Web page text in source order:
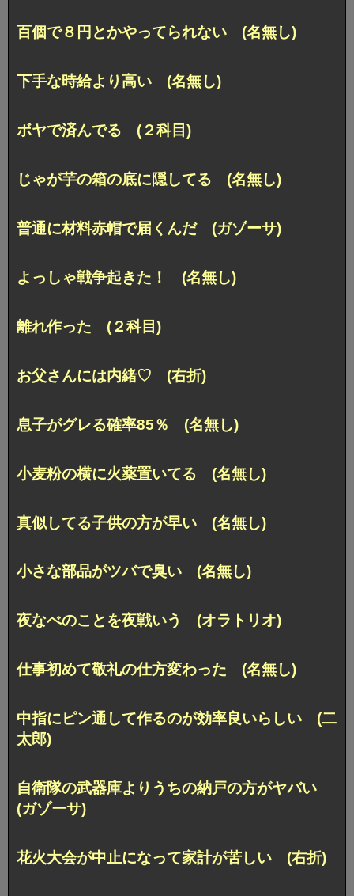
百個で８円とかやってられない (名無し)
下手な時給より高い (名無し)
ボヤで済んでる (２科目)
じゃが芋の箱の底に隠してる (名無し)
普通に材料赤帽で届くんだ (ガゾーサ)
よっしゃ戦争起きた！ (名無し)
離れ作った (２科目)
お父さんには内緒♡ (右折)
息子がグレる確率85％ (名無し)
小麦粉の横に火薬置いてる (名無し)
真似してる子供の方が早い (名無し)
小さな部品がツバで臭い (名無し)
夜なべのことを夜戦いう (オラトリオ)
仕事初めて敬礼の仕方変わった (名無し)
中指にピン通して作るのが効率良いらしい (二
太郎)
自衛隊の武器庫よりうちの納戸の方がヤバい
(ガゾーサ)
花火大会が中止になって家計が苦しい (右折)